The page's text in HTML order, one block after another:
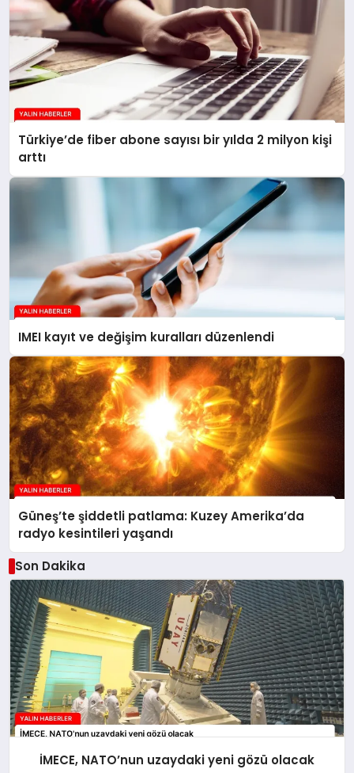
Türkiye’de fiber abone sayısı bir yılda 2 milyon kişi
arttı
IMEI kayıt ve değişim kuralları düzenlendi
Güneş’te şiddetli patlama: Kuzey Amerika’da
radyo kesintileri yaşandı
Son Dakika
İMECE, NATO’nun uzaydaki yeni gözü olacak